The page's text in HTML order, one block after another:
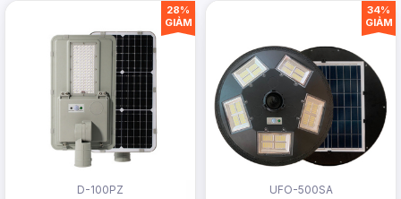
D-100PZ
28%
GIẢM
UFO-500SA
34%
GIẢM